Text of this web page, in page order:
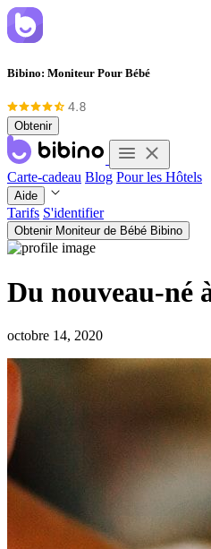
Bibino: Moniteur Pour Bébé
Obtenir
Carte-cadeau Blog Pour les Hôtels
Aide
Tarifs S'identifier
Obtenir Moniteur de Bébé Bibino
Du nouveau-né
octobre 14, 2020